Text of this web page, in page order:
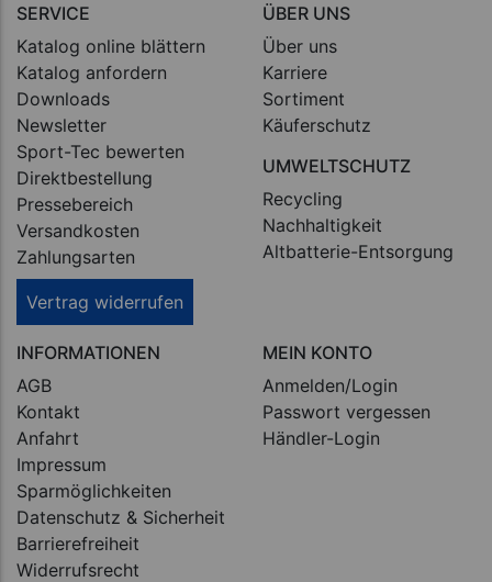
SERVICE
Katalog online blättern
Katalog anfordern
Downloads
Newsletter
Sport-Tec bewerten
Direktbestellung
Pressebereich
Versandkosten
Zahlungsarten
Vertrag widerrufen
ÜBER UNS
Über uns
Karriere
Sortiment
Käuferschutz
UMWELTSCHUTZ
Recycling
Nachhaltigkeit
Altbatterie-Entsorgung
INFORMATIONEN
AGB
Kontakt
Anfahrt
Impressum
Sparmöglichkeiten
Datenschutz & Sicherheit
Barrierefreiheit
Widerrufsrecht
MEIN KONTO
Anmelden/Login
Passwort vergessen
Händler-Login